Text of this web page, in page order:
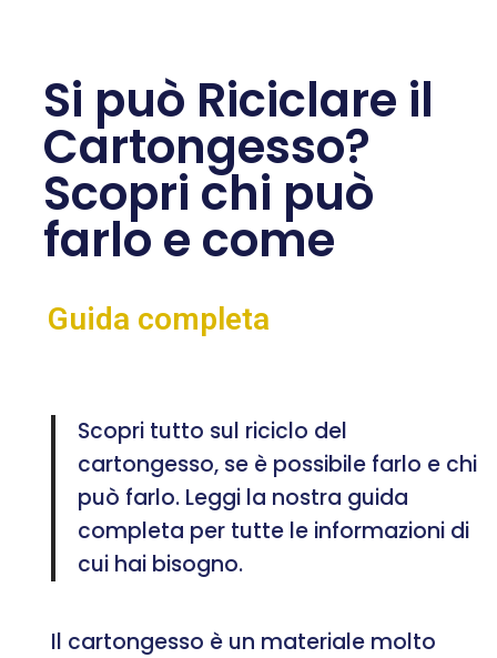
Si può Riciclare il
Cartongesso?
Scopri chi può
farlo e come
Guida completa
Scopri tutto sul riciclo del
cartongesso, se è possibile farlo e chi
può farlo. Leggi la nostra guida
completa per tutte le informazioni di
cui hai bisogno.
Il cartongesso è un materiale molto